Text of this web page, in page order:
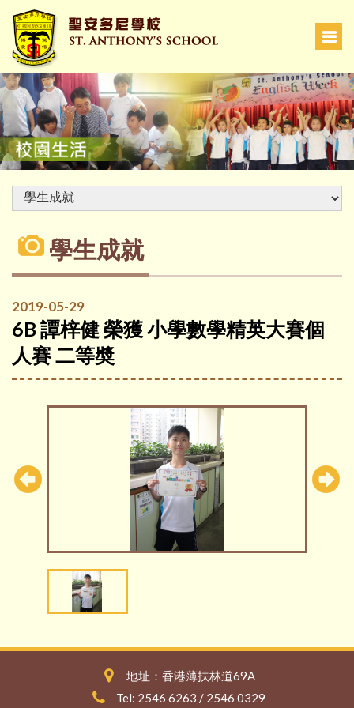
學生成就
2019-05-29
6B 譚梓健 榮獲 小學數學精英大賽個
人賽 二等奬
地址：香港薄扶林道69A
Tel: 2546 6263 / 2546 0329